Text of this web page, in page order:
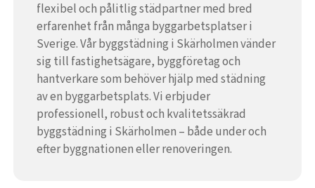
flexibel och pålitlig städpartner med bred
erfarenhet från många byggarbetsplatser i
Sverige. Vår byggstädning i Skärholmen vänder
sig till fastighetsägare, byggföretag och
hantverkare som behöver hjälp med städning
av en byggarbetsplats. Vi erbjuder
professionell, robust och kvalitetssäkrad
byggstädning i Skärholmen – både under och
efter byggnationen eller renoveringen.